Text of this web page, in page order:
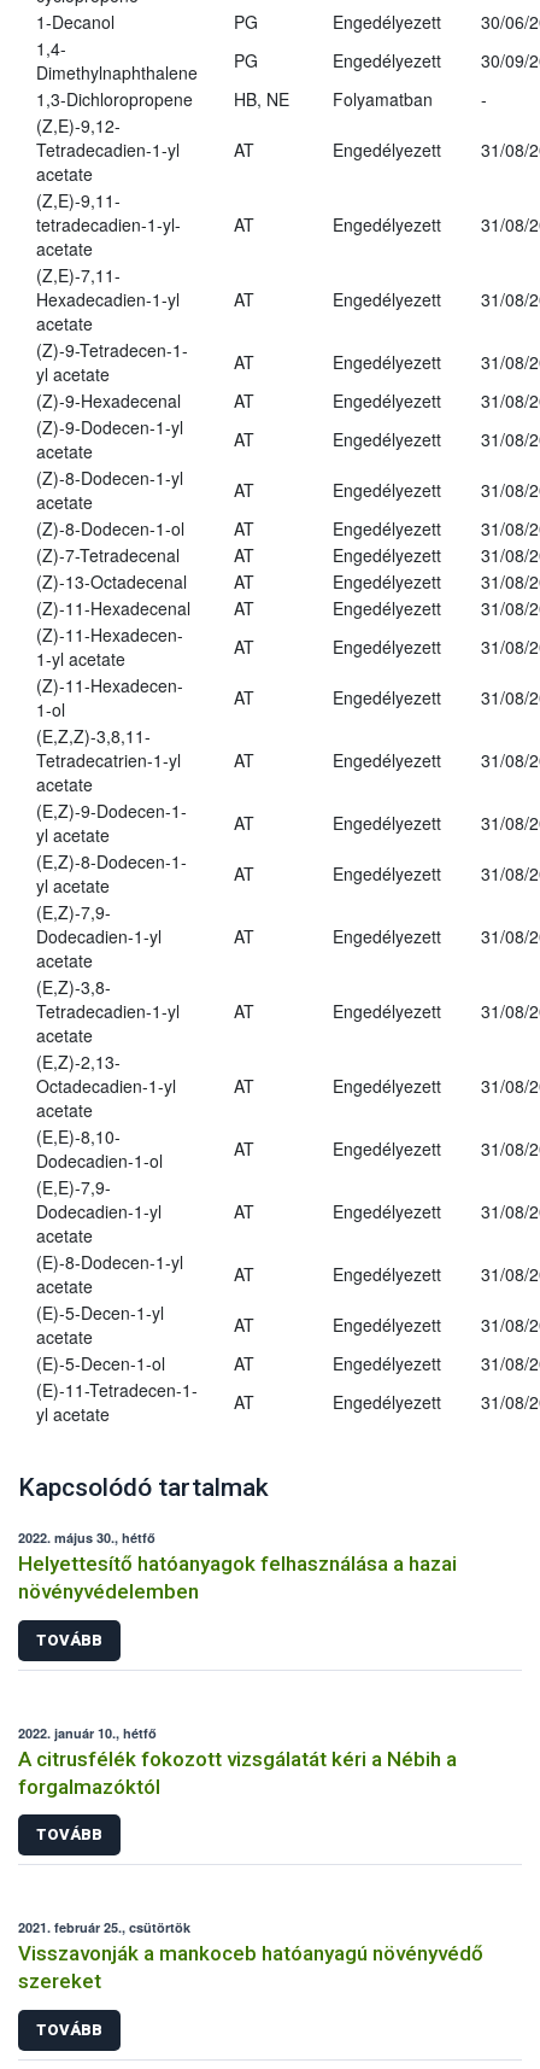
1-Decanol
PG Engedélyezett
30/06/
1,4-
Dimethylnaphthalene
PG Engedélyezett
30/09/
1,3-Dichloropropene
HB, NE Folyamatban
-
(Z,E)-9,12-
Tetradecadien-1-yl
acetate
AT Engedélyezett 31/08/
(Z,E)-9,11-
tetradecadien-1-yl-
acetate
AT Engedélyezett 31/08/
(Z,E)-7,11-
Hexadecadien-1-yl
acetate
AT Engedélyezett 31/08/
(Z)-9-Tetradecen-1-
yl acetate
AT Engedélyezett
31/08/
(Z)-9-Hexadecenal
AT Engedélyezett
31/08/
(Z)-9-Dodecen-1-yl
acetate
AT Engedélyezett
31/08/
(Z)-8-Dodecen-1-yl
acetate
AT Engedélyezett
31/08/
(Z)-8-Dodecen-1-ol
AT Engedélyezett
31/08/
(Z)-7-Tetradecenal
AT Engedélyezett
31/08/
(Z)-13-Octadecenal
AT Engedélyezett
31/08/
(Z)-11-Hexadecenal
AT Engedélyezett
31/08/
(Z)-11-Hexadecen-
1-yl acetate
AT Engedélyezett
31/08/
(Z)-11-Hexadecen-
1-ol
AT Engedélyezett
31/08/
(E,Z,Z)-3,8,11-
Tetradecatrien-1-yl
acetate
AT Engedélyezett 31/08/
(E,Z)-9-Dodecen-1-
yl acetate
AT Engedélyezett
31/08/
(E,Z)-8-Dodecen-1-
yl acetate
AT Engedélyezett
31/08/
(E,Z)-7,9-
Dodecadien-1-yl
acetate
AT Engedélyezett 31/08/
(E,Z)-3,8-
Tetradecadien-1-yl
acetate
AT Engedélyezett 31/08/
(E,Z)-2,13-
Octadecadien-1-yl
acetate
AT Engedélyezett 31/08/
(E,E)-8,10-
Dodecadien-1-ol
AT Engedélyezett
31/08/
(E,E)-7,9-
Dodecadien-1-yl
acetate
AT Engedélyezett 31/08/
(E)-8-Dodecen-1-yl
acetate
AT Engedélyezett
31/08/
(E)-5-Decen-1-yl
acetate
AT Engedélyezett
31/08/
(E)-5-Decen-1-ol
AT Engedélyezett
31/08/
(E)-11-Tetradecen-1-
yl acetate
AT Engedélyezett 31/08/
Kapcsolódó tartalmak
2022. május 30., hétfő
Helyettesítő hatóanyagok felhasználása a hazai
növényvédelemben
TOVÁBB
2022. január 10., hétfő
A citrusfélék fokozott vizsgálatát kéri a Nébih a
forgalmazóktól
TOVÁBB
2021. február 25., csütörtök
Visszavonják a mankoceb hatóanyagú növényvédő
szereket
TOVÁBB